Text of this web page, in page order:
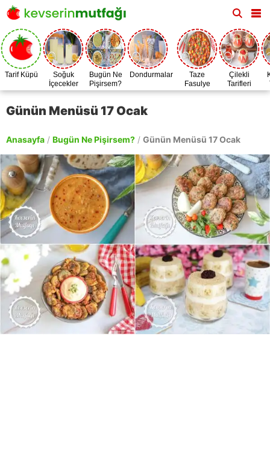
Tarif Küpü
Soğuk
İçecekler
Bugün Ne
Pişirsem?
Dondurmalar
Taze
Fasulye
Zamanı
Çilekli
Tarifleri
Günün Menüsü 17 Ocak
Anasayfa / Bugün Ne Pişirsem? / Günün Menüsü 17 Ocak